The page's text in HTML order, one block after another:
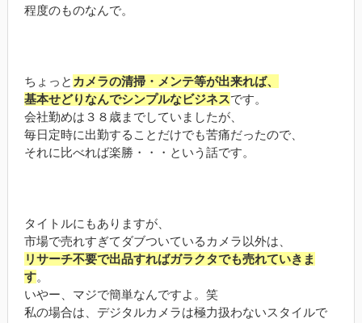
程度のものなんで。
ちょっと カメラの清掃・メンテ等が出来れば、
基本せどりなんでシンプルなビジネスです。
会社勤めは３８歳までしていましたが、
毎日定時に出勤することだけでも苦痛だったので、
それに比べれば楽勝・・・という話です。
タイトルにもありますが、
市場で売れすぎてダブついているカメラ以外は、
リサーチ不要で出品すればガラクタでも売れていきま
す。
いやー、マジで簡単なんですよ。笑
私の場合は、デジタルカメラは極力扱わないスタイルで